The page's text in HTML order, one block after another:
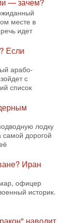
об отмене
на этот
кардинально
когда
деле
Биньямина
Трампом
Трамп не
эксперт
месте в
идет
Если
арабо-
с
список
лодку
дорогой
Иран
офицер
историк.